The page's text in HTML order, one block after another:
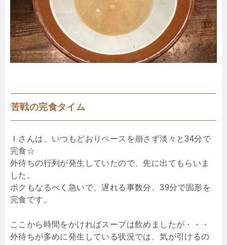
苦戦の完食タイム
Ｉさんは、いつもどおりペースを崩さず淡々と34分で
完食☆
外待ちの行列が発生していたので、先に出てもらいま
した。
ボクもなるべく急いで、遅れる事数分、39分で固形を
完食です。
ここから時間をかければスープは飲めましたが・・・
外待ちが多めに発生している状況では、気が引けるの